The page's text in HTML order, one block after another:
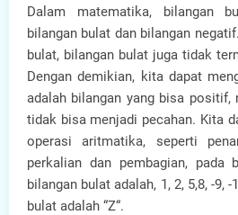
Dalam matematika, bilangan
bilangan bulat dan bilangan
bulat, bilangan bulat juga tidak
Dengan demikian, kita dapat
adalah bilangan yang bisa positif,
tidak bisa menjadi pecahan. Kita
operasi aritmatika, seperti
perkalian dan pembagian, pada
bilangan bulat adalah, 1, 2, 5,8, -9,
bulat adalah “Z“.